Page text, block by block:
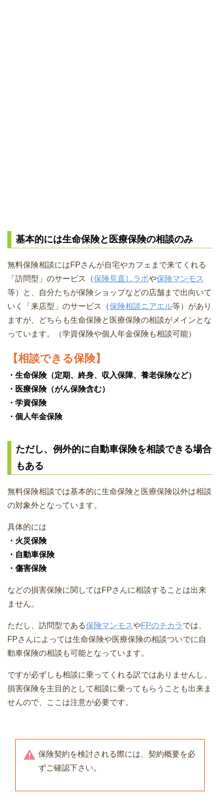
基本的には生命保険と医療保険の相談のみ
無料保険相談にはFPさんが自宅やカフェまで来てくれる
「訪問型」のサービス（保険見直しラボや保険マンモス
等）と、自分たちが保険ショップなどの店舗まで出向いて
いく「来店型」のサービス（保険相談ニアエル等）があり
ますが、どちらも生命保険と医療保険の相談がメインとな
っています。（学資保険や個人年金保険も相談可能）
【相談できる保険】
・生命保険（定期、終身、収入保障、養老保険など）
・医療保険（がん保険含む）
・学資保険
・個人年金保険
ただし、例外的に自動車保険を相談できる場合
もある
無料保険相談では基本的に生命保険と医療保険以外は相談
の対象外となっています。
具体的には
・火災保険
・自動車保険
・傷害保険
などの損害保険に関してはFPさんに相談することは出来
ません。
ただし、訪問型である保険マンモスやFPのチカラでは、
FPさんによっては生命保険や医療保険の相談ついでに自
動車保険の相談も可能となっています。
ですが必ずしも相談に乗ってくれる訳ではありませんし、
損害保険を主目的として相談に乗ってもらうことも出来ま
せんので、ここは注意が必要です。
保険契約を検討される際には、契約概要を必
ずご確認下さい。